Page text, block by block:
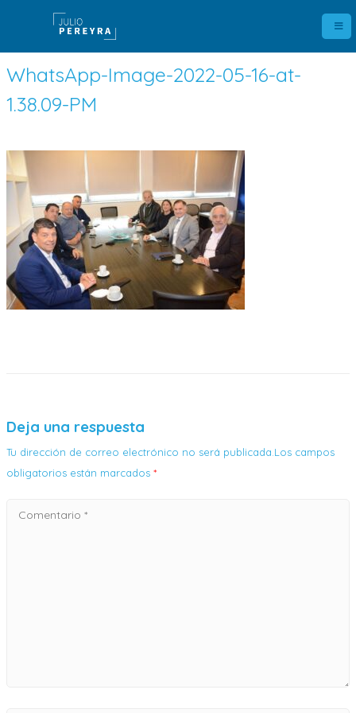
WhatsApp-Image-2022-05-16-at-
1.38.09-PM
Deja una respuesta
Tu dirección de correo electrónico no será publicada.Los campos
obligatorios están marcados *